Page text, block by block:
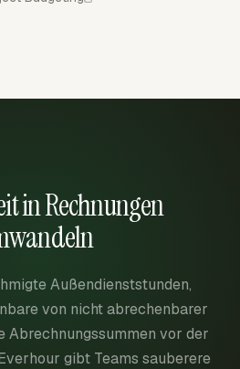
in Rechnungen
Außendienststunden,
von nicht abrechenbarer
Abrechnungssummen vor der
gibt Teams sauberere